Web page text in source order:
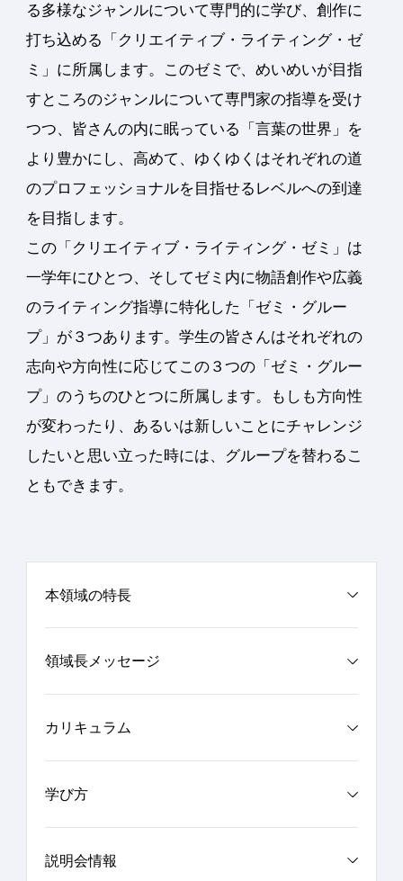
る多様なジャンルについて専門的に学び、創作に
打ち込める「クリエイティブ・ライティング・ゼ
ミ」に所属します。このゼミで、めいめいが目指
すところのジャンルについて専門家の指導を受け
つつ、皆さんの内に眠っている「言葉の世界」を
より豊かにし、高めて、ゆくゆくはそれぞれの道
のプロフェッショナルを目指せるレベルへの到達
を目指します。
この「クリエイティブ・ライティング・ゼミ」は
一学年にひとつ、そしてゼミ内に物語創作や広義
のライティング指導に特化した「ゼミ・グルー
プ」が３つあります。学生の皆さんはそれぞれの
志向や方向性に応じてこの３つの「ゼミ・グルー
プ」のうちのひとつに所属します。もしも方向性
が変わったり、あるいは新しいことにチャレンジ
したいと思い立った時には、グループを替わるこ
ともできます。
本領域の特長
領域長メッセージ
カリキュラム
学び方
説明会情報